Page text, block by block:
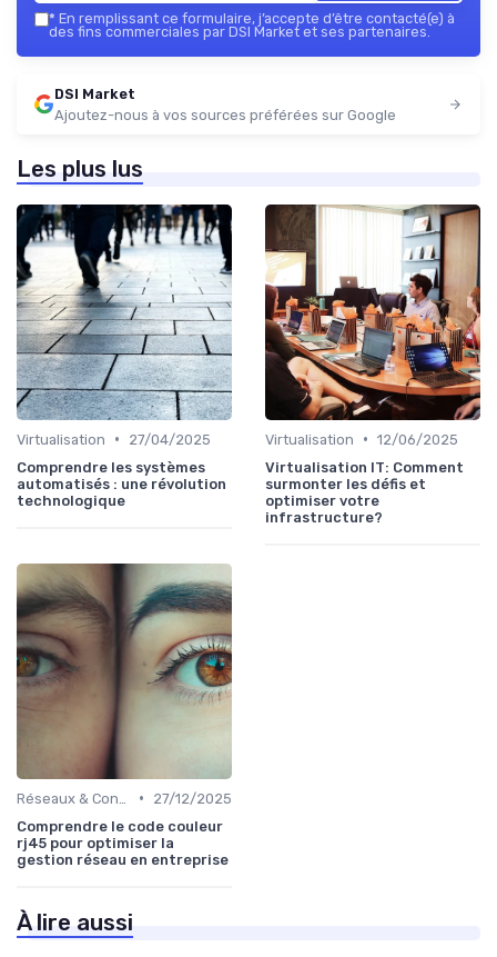
* En remplissant ce formulaire, j’accepte d’être contacté(e) à
des fins commerciales par DSI Market et ses partenaires.
DSI Market
Ajoutez-nous à vos sources préférées sur Google
Les plus lus
Virtualisation •
27/04/2025
Comprendre les systèmes
automatisés : une révolution
technologique
Virtualisation • 12/06/2025
Virtualisation IT: Comment
surmonter les défis et
optimiser votre
infrastructure?
•
27/12/2025
Comprendre le code couleur
rj45 pour optimiser la
gestion réseau en entreprise
À lire aussi